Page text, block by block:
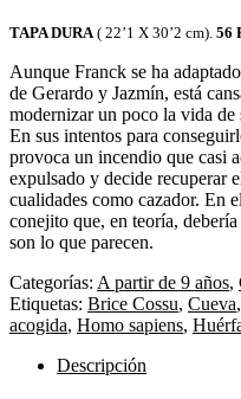
TAPA DURA ( 22’1 X 30’2 cm). 56
Aunque Franck se ha
de Gerardo y Jazmín, está
modernizar un poco la vida
En sus intentos para
provoca un incendio que casi
expulsado y decide recuperar
cualidades como cazador. En
conejito que, en teoría,
son lo que parecen.
Categorías: A partir de 9 años,
Etiquetas: Brice Cossu, Cueva,
acogida, Homo sapiens,
Descripción